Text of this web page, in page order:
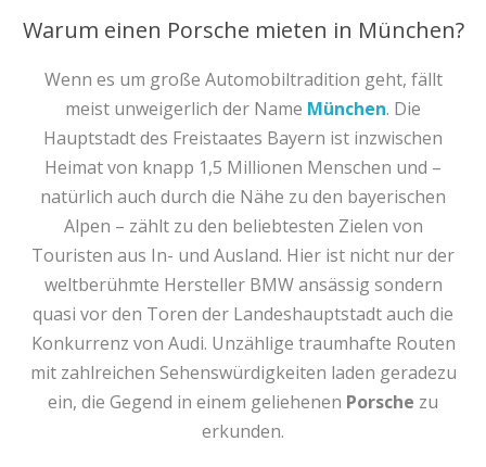
Warum einen Porsche mieten in München?
Wenn es um große Automobiltradition geht, fällt
meist unweigerlich der Name München. Die
Hauptstadt des Freistaates Bayern ist inzwischen
Heimat von knapp 1,5 Millionen Menschen und –
natürlich auch durch die Nähe zu den bayerischen
Alpen – zählt zu den beliebtesten Zielen von
Touristen aus In- und Ausland. Hier ist nicht nur der
weltberühmte Hersteller BMW ansässig sondern
quasi vor den Toren der Landeshauptstadt auch die
Konkurrenz von Audi. Unzählige traumhafte Routen
mit zahlreichen Sehenswürdigkeiten laden geradezu
ein, die Gegend in einem geliehenen Porsche zu
erkunden.